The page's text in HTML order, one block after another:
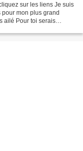
sur les liens Je suis
mon plus grand
ailé Pour toi serais